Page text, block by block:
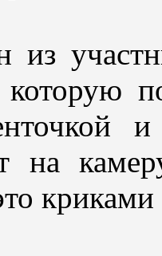
из
на